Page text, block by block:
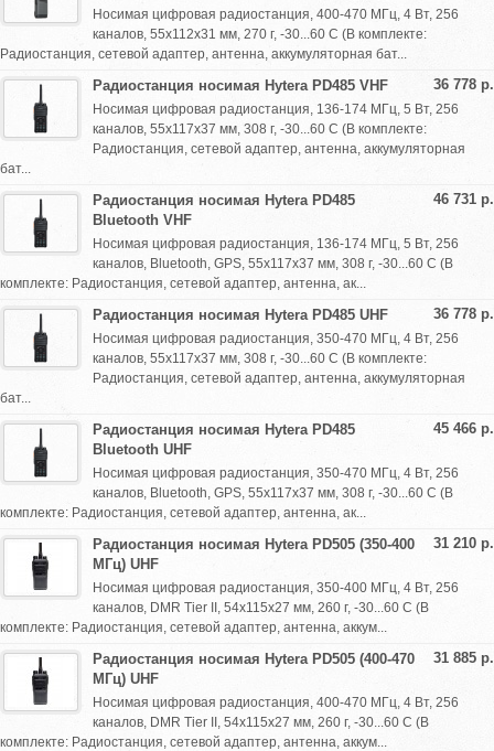
Носимая цифровая радиостанция, 400-470 МГц, 4 Вт, 256
каналов, 55х112х31 мм, 270 г, -30...60 С (В комплекте:
Радиостанция, сетевой адаптер, антенна, аккумуляторная бат...
36 778 р.
Радиостанция носимая Hytera PD485 VHF
Носимая цифровая радиостанция, 136-174 МГц, 5 Вт, 256
каналов, 55х117х37 мм, 308 г, -30...60 С (В комплекте:
Радиостанция, сетевой адаптер, антенна, аккумуляторная
бат...
46 731 р.
Радиостанция носимая Hytera PD485
Bluetooth VHF
Носимая цифровая радиостанция, 136-174 МГц, 5 Вт, 256
каналов, Bluetooth, GPS, 55х117х37 мм, 308 г, -30...60 С (В
комплекте: Радиостанция, сетевой адаптер, антенна, ак...
36 778 р.
Радиостанция носимая Hytera PD485 UHF
Носимая цифровая радиостанция, 350-470 МГц, 4 Вт, 256
каналов, 55х117х37 мм, 308 г, -30...60 С (В комплекте:
Радиостанция, сетевой адаптер, антенна, аккумуляторная
бат...
45 466 р.
Радиостанция носимая Hytera PD485
Bluetooth UHF
Носимая цифровая радиостанция, 350-470 МГц, 4 Вт, 256
каналов, Bluetooth, GPS, 55х117х37 мм, 308 г, -30...60 С (В
комплекте: Радиостанция, сетевой адаптер, антенна, ак...
31 210 р.
Радиостанция носимая Hytera PD505 (350-400
МГц) UHF
Носимая цифровая радиостанция, 350-400 МГц, 4 Вт, 256
каналов, DMR Tier II, 54х115х27 мм, 260 г, -30...60 С (В
комплекте: Радиостанция, сетевой адаптер, антенна, аккум...
31 885 р.
Радиостанция носимая Hytera PD505 (400-470
МГц) UHF
Носимая цифровая радиостанция, 400-470 МГц, 4 Вт, 256
каналов, DMR Tier II, 54х115х27 мм, 260 г, -30...60 С (В
комплекте: Радиостанция, сетевой адаптер, антенна, аккум...